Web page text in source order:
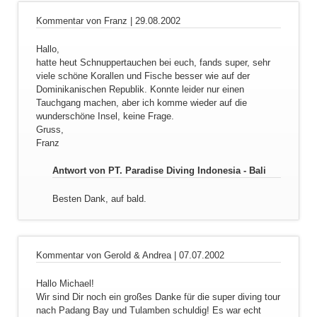
Kommentar von Franz | 29.08.2002
Hallo,
hatte heut Schnuppertauchen bei euch, fands super, sehr
viele schöne Korallen und Fische besser wie auf der
Dominikanischen Republik. Konnte leider nur einen
Tauchgang machen, aber ich komme wieder auf die
wunderschöne Insel, keine Frage.
Gruss,
Franz
Antwort von PT. Paradise Diving Indonesia - Bali
Besten Dank, auf bald.
Kommentar von Gerold & Andrea | 07.07.2002
Hallo Michael!
Wir sind Dir noch ein großes Danke für die super diving tour
nach Padang Bay und Tulamben schuldig! Es war echt